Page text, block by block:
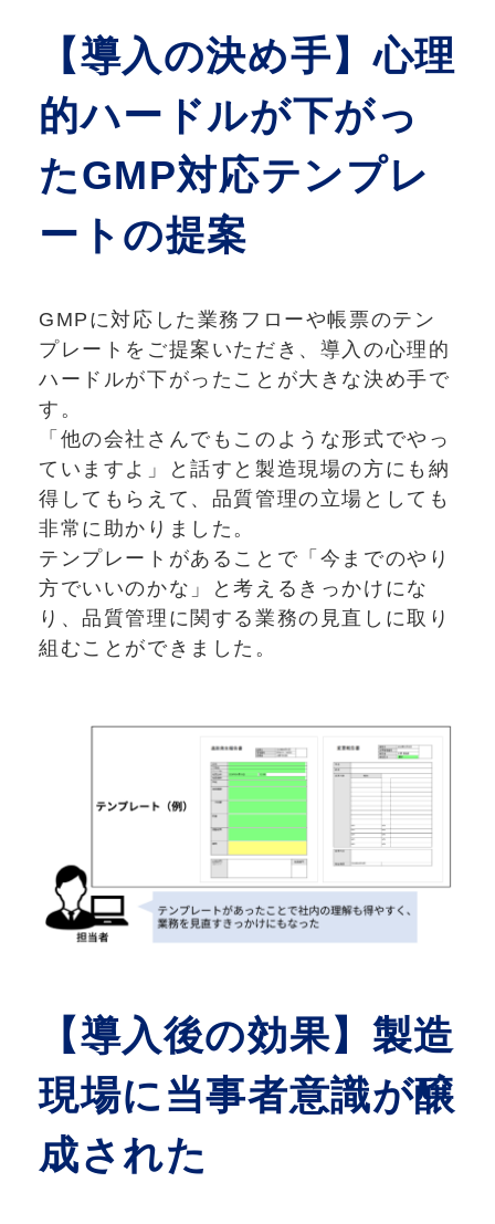
【導入の決め手】心理
的ハードルが下がっ
たGMP対応テンプレ
ートの提案
GMPに対応した業務フローや帳票のテン
プレートをご提案いただき、導入の心理的
ハードルが下がったことが大きな決め手で
す。
「他の会社さんでもこのような形式でやっ
ていますよ」と話すと製造現場の方にも納
得してもらえて、品質管理の立場としても
非常に助かりました。
テンプレートがあることで「今までのやり
方でいいのかな」と考えるきっかけにな
り、品質管理に関する業務の見直しに取り
組むことができました。
【導入後の効果】製造
現場に当事者意識が醸
成された